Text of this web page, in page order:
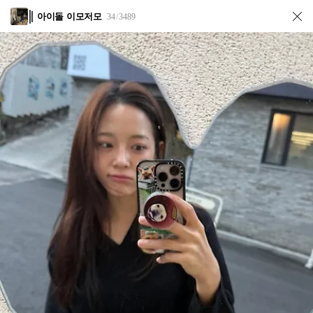
아이돌 이모저모 34/3489